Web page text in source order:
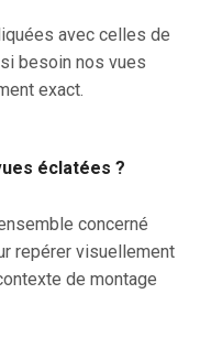
avec celles de
besoin nos vues
exact.
éclatées ?
concerné
repérer visuellement
de montage